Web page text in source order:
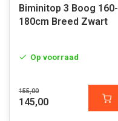
Biminitop 3 Boog 160-
180cm Breed Zwart
Op voorraad
155,00
145,00